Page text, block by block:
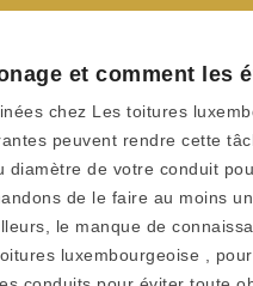
et comment les
chez Les toitures
peuvent rendre cette
de votre conduit
de le faire au moins
le manque de
luxembourgeoise ,